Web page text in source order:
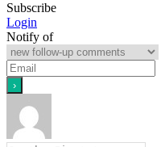
Subscribe
Login
Notify of